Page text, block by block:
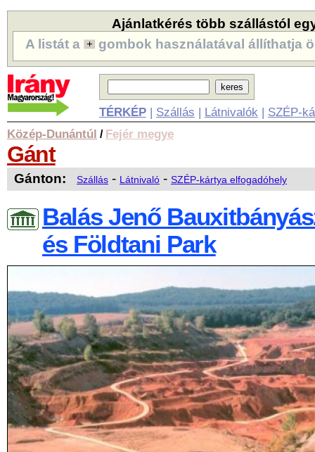
Ajánlatkérés több szállástól
A listát a
gombok használatával állíthatja
TÉRKÉP| Szállás | Látnivalók | SZÉP-
Közép-Dunántúl / Fejér megye
Gánt
Gánton: Szállás - Látnivaló - SZÉP-kártya elfogadóhely
Balás Jenő
és Földtani Park